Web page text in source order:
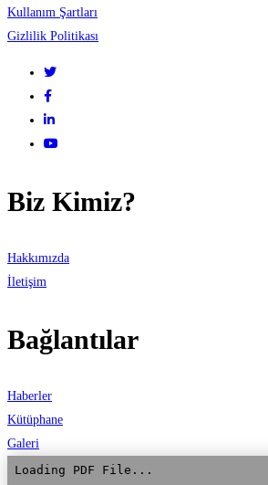
Kullanım Şartları
Gizlilik Politikası
Biz Kimiz?
Hakkımızda
İletişim
Bağlantılar
Haberler
Kütüphane
Galeri